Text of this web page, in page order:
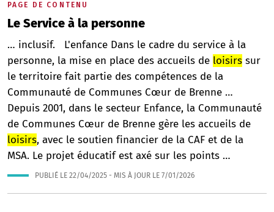
PAGE DE CONTENU
Le Service à la personne
… inclusif. L'enfance Dans le cadre du service à la
personne, la mise en place des accueils de loisirs sur
le territoire fait partie des compétences de la
Communauté de Communes Cœur de Brenne …
Depuis 2001, dans le secteur Enfance, la Communauté
de Communes Cœur de Brenne gère les accueils de
loisirs, avec le soutien financier de la CAF et de la
MSA. Le projet éducatif est axé sur les points …
PUBLIÉ LE 22/04/2025 - MIS À JOUR LE 7/01/2026